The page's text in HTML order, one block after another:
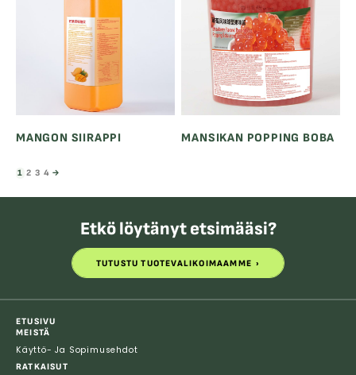
MANGON SIIRAPPI MANSIKAN POPPING BOBA
1 2 3 4 →
Etkö löytänyt etsimääsi?
TUTUSTU TUOTEVALIKOIMAAMME
TUTUSTU TUOTEVALIKOIMAAMME
ETUSIVU
MEISTÄ
Käyttö- Ja Sopimusehdot
RATKAISUT